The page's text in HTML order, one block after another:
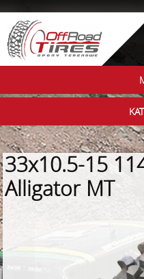
33x10.5-15
Alligator MT